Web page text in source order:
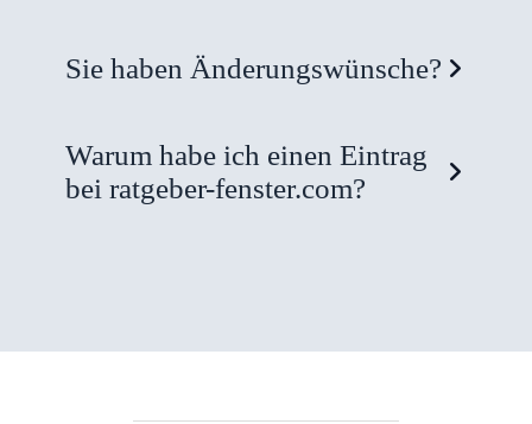
Sie haben Änderungswünsche?
Warum habe ich einen Eintrag
bei ratgeber-fenster.com?